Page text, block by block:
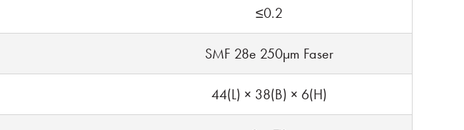
≤0.2
SMF 28e 250µm Faser
44(L) × 38(B) × 6(H)